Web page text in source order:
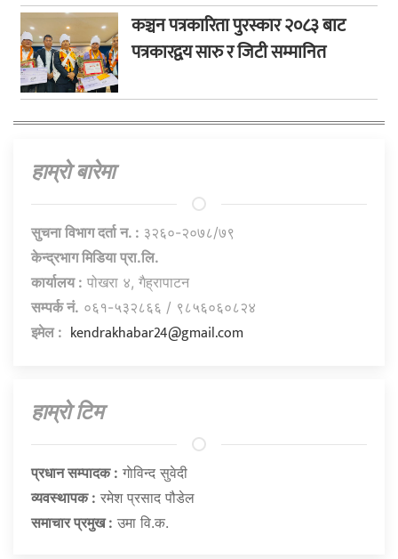
कञ्चन पत्रकारिता पुरस्कार २०८३ बाट
पत्रकारद्वय सारु र जिटी सम्मानित
हाम्राे बारेमा
सुचना विभाग दर्ता न. : ३२६०-२०७८/७९
केन्द्रभाग मिडिया प्रा.लि.
कार्यालय : पोखरा ४, गैह्रापाटन
सम्पर्क नं. ०६१-५३२८६६ / ९८५६०६०८२४
इमेल : kendrakhabar24@gmail.com
हाम्राे टिम
प्रधान सम्पादक : गाेविन्द सुवेदी
व्यवस्थापक : रमेश प्रसाद पौडेल
समाचार प्रमुख : उमा वि.क.